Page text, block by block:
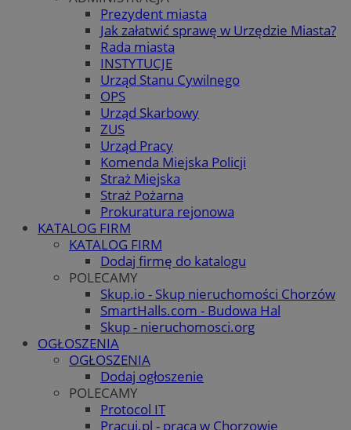
Prezydent miasta
Jak załatwić sprawę w Urzędzie Miasta?
Rada miasta
INSTYTUCJE
Urząd Stanu Cywilnego
OPS
Urząd Skarbowy
ZUS
Urząd Pracy
Komenda Miejska Policji
Straż Miejska
Straż Pożarna
Prokuratura rejonowa
KATALOG FIRM
KATALOG FIRM
Dodaj firmę do katalogu
POLECAMY
Skup.io - Skup nieruchomości Chorzów
SmartHalls.com - Budowa Hal
Skup - nieruchomosci.org
OGŁOSZENIA
OGŁOSZENIA
Dodaj ogłoszenie
POLECAMY
Protocol IT
Pracuj.pl - praca w Chorzowie